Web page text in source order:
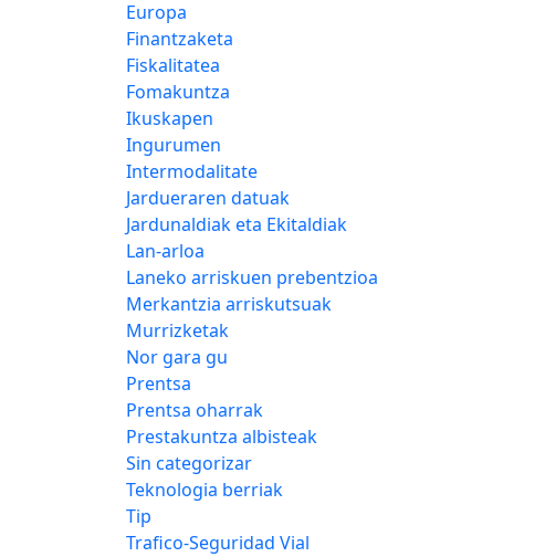
Europa
Finantzaketa
Fiskalitatea
Fomakuntza
Ikuskapen
Ingurumen
Intermodalitate
Jardueraren datuak
Jardunaldiak eta Ekitaldiak
Lan-arloa
Laneko arriskuen prebentzioa
Merkantzia arriskutsuak
Murrizketak
Nor gara gu
Prentsa
Prentsa oharrak
Prestakuntza albisteak
Sin categorizar
Teknologia berriak
Tip
Trafico-Seguridad Vial